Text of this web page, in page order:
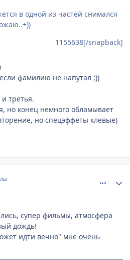
в одной из частей снимался
1155638[/snapback]
фамилию не напутал ;))
третья.
но конец немного обламывает
но спецэффеты клевые)
супер фильмы, атмосфера
дождь!
идти вечно" мне очень